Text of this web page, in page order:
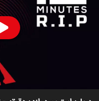
۲۷ 96%
ساخت ایران سال 1404
رده سنی